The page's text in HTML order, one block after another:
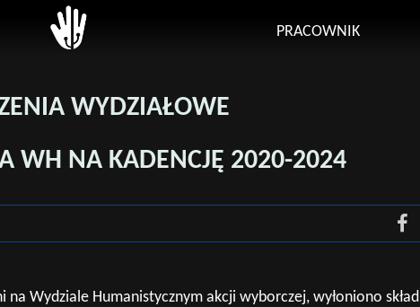
PRACOWNIK
BPP
WYDZIAŁOWE
WH NA KADENCJĘ 2020-2024
Wydziale Humanistycznym akcji wyborczej, wyłoniono skład